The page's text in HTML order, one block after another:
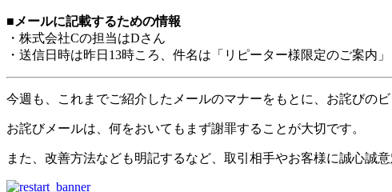
■メールに記載するための情報
・株式会社Cの担当はDさん
・送信日時は昨日13時ころ、件名は「リピーター様限定のご案内」
今週も、これまでご紹介したメールのマナーをもとに、お詫びの
お詫びメールは、何をおいてもまず謝罪することが大切です。
また、改善方法なども明記するなど、取引相手やお客様に誠心誠意